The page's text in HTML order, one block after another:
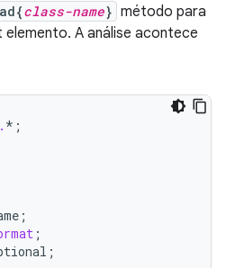
class-name} método para
A análise acontece
* ;
;
;
;